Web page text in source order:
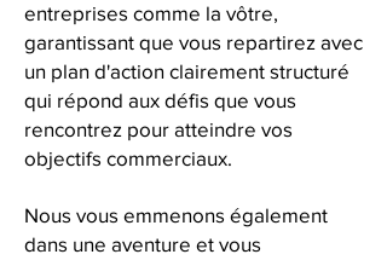
entreprises comme la vôtre,
garantissant que vous repartirez avec
un plan d'action clairement structuré
qui répond aux défis que vous
rencontrez pour atteindre vos
objectifs commerciaux.
Nous vous emmenons également
dans une aventure et vous